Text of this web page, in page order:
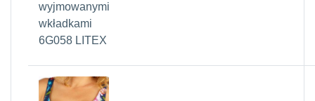
wyjmowanymi
wkładkami
6G058 LITEX